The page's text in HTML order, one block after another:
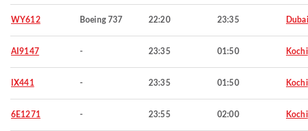
WY612 Boeing 737 22:20 23:35 Dubai
AI9147 - 23:35 01:50 Kochi
IX441 - 23:35 01:50 Kochi
6E1271 - 23:55 02:00 Kochi